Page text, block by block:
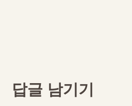
답글 남기기